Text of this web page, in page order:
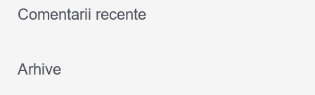
Comentarii recente
Arhive